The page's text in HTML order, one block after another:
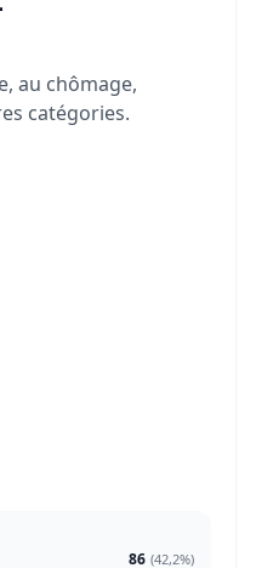
au chômage,
catégories.
86 (42,2%)